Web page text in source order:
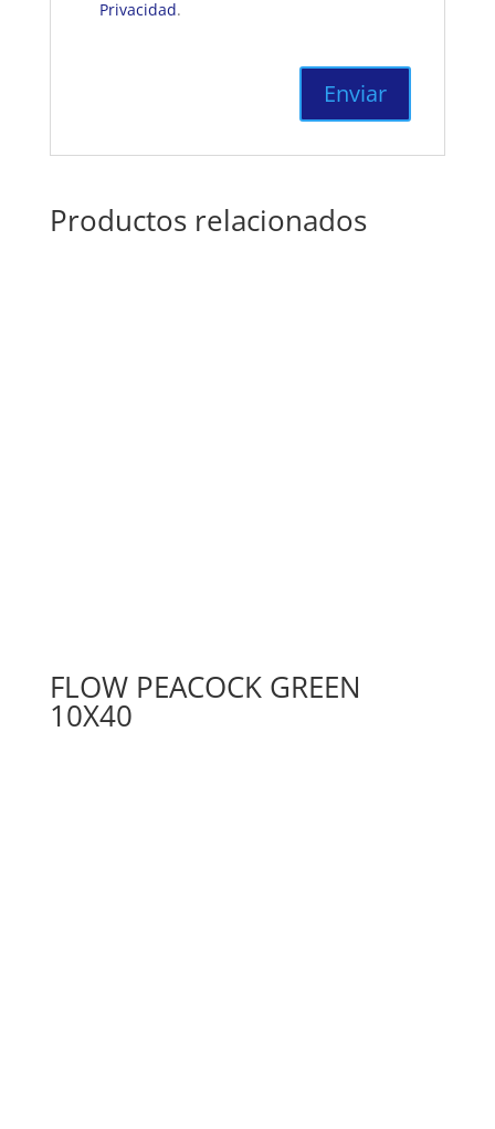
Privacidad.
Productos relacionados
FLOW PEACOCK GREEN
10X40